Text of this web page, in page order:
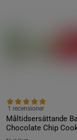
Måltidsersättande
Chocolate Chip
1 recensioner